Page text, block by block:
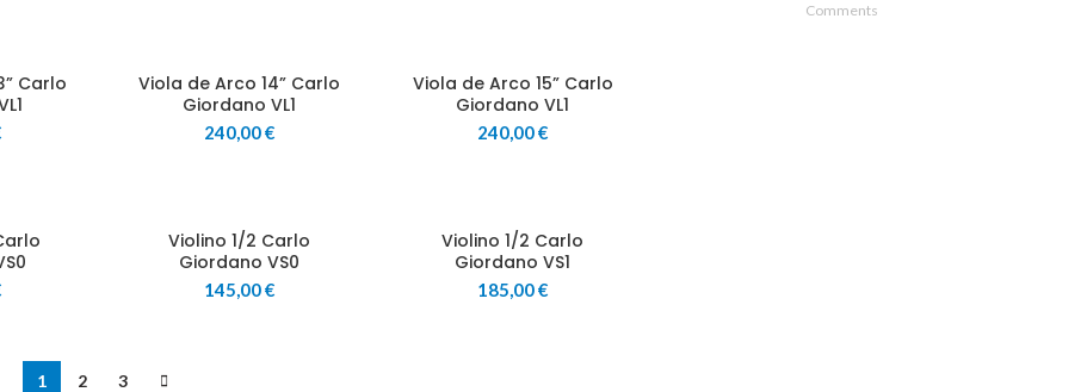
Comments
Carlo
Viola de Arco 14” Carlo
Giordano VL1
240,00€
Viola de Arco 15” Carlo
Giordano VL1
240,00€
Violino 1/2 Carlo
Giordano VS0
145,00€
Violino 1/2 Carlo
Giordano VS1
185,00€
1 2 3